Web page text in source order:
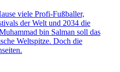
viele Profi-Fußballer,
der Welt und 2034 die
bin Salman soll das
Weltspitze. Doch die